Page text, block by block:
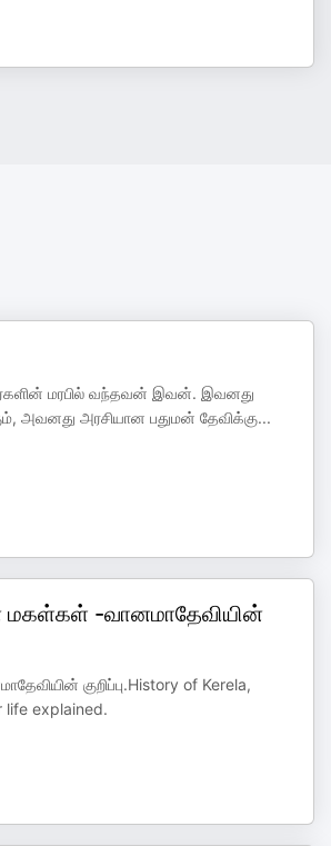
மரபில் வந்தவன் இவன். இவனது
அவனது அரசியான பதுமன் தேவிக்கு...
மகள்கள் -வானமாதேவியின்
குறிப்பு.History of Kerela,
life explained.